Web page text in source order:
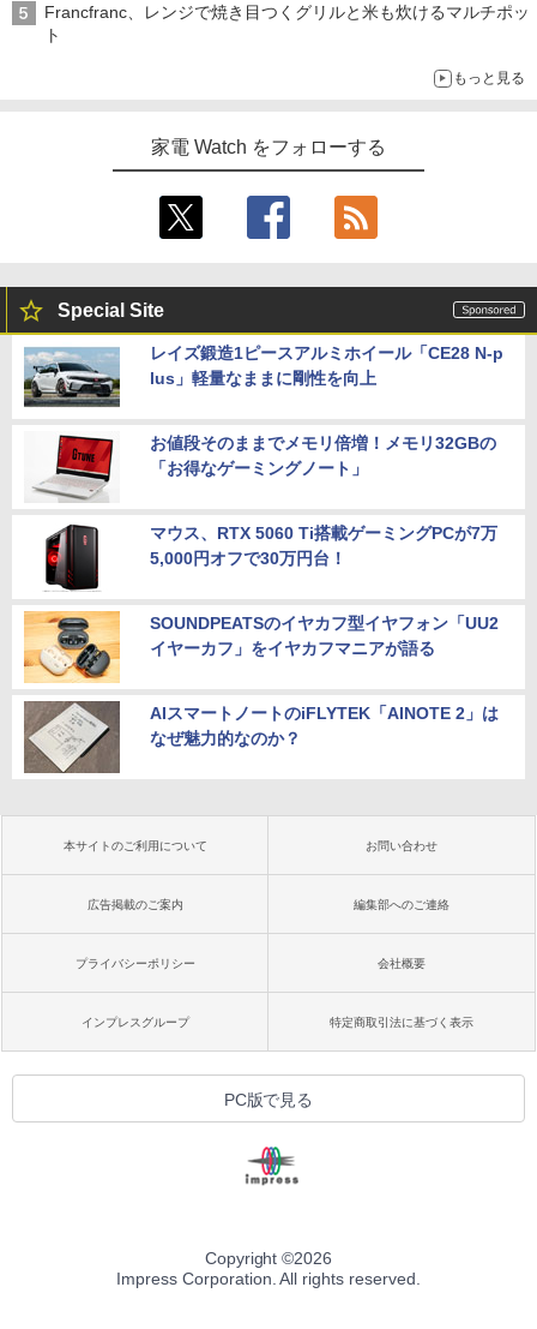
Francfranc、レンジで焼き目つくグリルと米も炊けるマルチポッ
ト
もっと見る
家電 Watch をフォローする
Special Site
レイズ鍛造1ピースアルミホイール「CE28 N-p
lus」軽量なままに剛性を向上
お値段そのままでメモリ倍増！メモリ32GBの
「お得なゲーミングノート」
マウス、RTX 5060 Ti搭載ゲーミングPCが7万
5,000円オフで30万円台！
SOUNDPEATSのイヤカフ型イヤフォン「UU2
イヤーカフ」をイヤカフマニアが語る
AIスマートノートのiFLYTEK「AINOTE 2」は
なぜ魅力的なのか？
本サイトのご利用について お問い合わせ
広告掲載のご案内 編集部へのご連絡
プライバシーポリシー 会社概要
インプレスグループ 特定商取引法に基づく表示
PC版で見る
Copyright ©2026
Impress Corporation. All rights reserved.